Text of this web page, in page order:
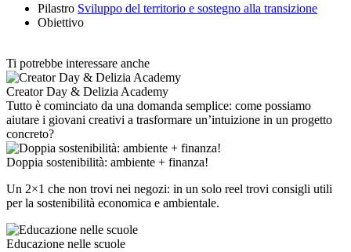
Pilastro Sviluppo del territorio e sostegno alla transizione
Obiettivo
Ti potrebbe interessare anche
Creator Day & Delizia Academy
Tutto è cominciato da una domanda semplice: come possiamo
aiutare i giovani creativi a trasformare un’intuizione in un progetto
concreto?
Doppia sostenibilità: ambiente + finanza!
Un 2×1 che non trovi nei negozi: in un solo reel trovi consigli utili
per la sostenibilità economica e ambientale.
Educazione nelle scuole